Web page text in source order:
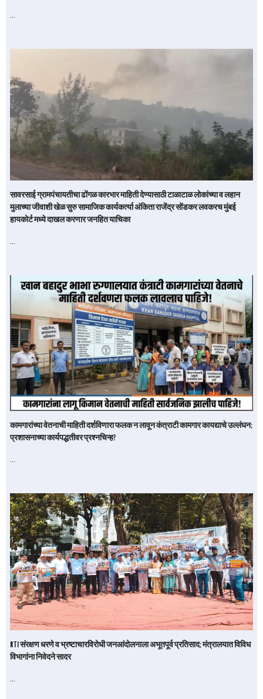
…
सावरसाई ग्रामपंचायतीचा ढोंगळ कारभार माहिती देण्यासाठी टाळाटाळ लोकांच्या व लहान
मुलाच्या जीवाशी खेळ सुरु सामाजिक कार्यकर्त्या अंकिता राजेंद्र सोंडकर लवकरच मुंबई
हायकोर्ट मध्ये दाखल करणार जनहित याचिका
…
कामगारांच्या वेतनाची माहिती दर्शविणारा फलक न लावून कंत्राटी कामगार कायद्याचे उल्लंघन;
प्रशासनाच्या कार्यपद्धतीवर प्रश्नचिन्ह?
…
RTI संरक्षण धरणे व भ्रष्टाचारविरोधी जनआंदोलनाला अभूतपूर्व प्रतिसाद; मंत्रालयात विविध
विभागांना निवेदने सादर
…